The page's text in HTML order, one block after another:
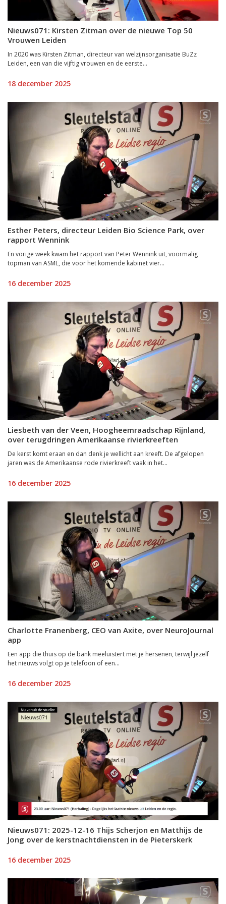
Nieuws071: Kirsten Zitman over de nieuwe Top 50
Vrouwen Leiden
In 2020 was Kirsten Zitman, directeur van welzijnsorganisatie BuZz
Leiden, een van die vijftig vrouwen en de eerste...
18 december 2025
Esther Peters, directeur Leiden Bio Science Park, over
rapport Wennink
En vorige week kwam het rapport van Peter Wennink uit, voormalig
topman van ASML, die voor het komende kabinet vier...
16 december 2025
Liesbeth van der Veen, Hoogheemraadschap Rijnland,
over terugdringen Amerikaanse rivierkreeften
De kerst komt eraan en dan denk je wellicht aan kreeft. De afgelopen
jaren was de Amerikaanse rode rivierkreeft vaak in het...
16 december 2025
Charlotte Franenberg, CEO van Axite, over NeuroJournal
app
Een app die thuis op de bank meeluistert met je hersenen, terwijl jezelf
het nieuws volgt op je telefoon of een...
16 december 2025
Nieuws071: 2025-12-16 Thijs Scherjon en Matthijs de
Jong over de kerstnachtdiensten in de Pieterskerk
16 december 2025